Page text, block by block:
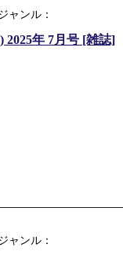
ャンル：
2025年 7月号 [雑誌]
ャンル：